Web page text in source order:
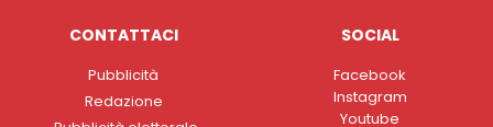
CONTATTACI
Pubblicità
Redazione
SOCIAL
Facebook
Instagram
Youtube